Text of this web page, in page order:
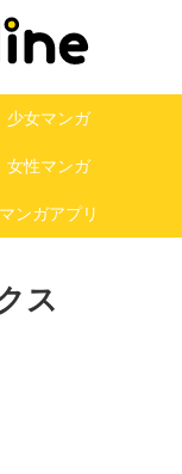
少女マンガ
女性マンガ
マンガアプリ
ス